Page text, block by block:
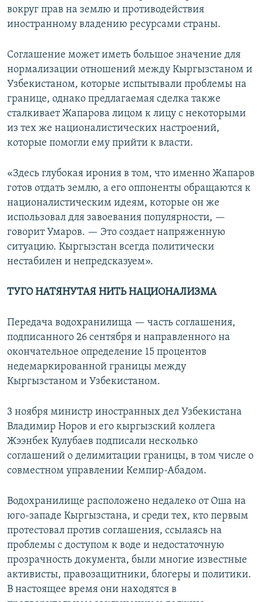
вокруг прав на землю и противодействия
иностранному владению ресурсами страны.
Соглашение может иметь большое значение для
нормализации отношений между Кыргызстаном и
Узбекистаном, которые испытывали проблемы на
границе, однако предлагаемая сделка также
сталкивает Жапарова лицом к лицу с некоторыми
из тех же националистических настроений,
которые помогли ему прийти к власти.
«Здесь глубокая ирония в том, что именно Жапаров
готов отдать землю, а его оппоненты обращаются к
националистическим идеям, которые он же
использовал для завоевания популярности, —
говорит Умаров. — Это создает напряженную
ситуацию. Кыргызстан всегда политически
нестабилен и непредсказуем».
ТУГО НАТЯНУТАЯ НИТЬ НАЦИОНАЛИЗМА
Передача водохранилища — часть соглашения,
подписанного 26 сентября и направленного на
окончательное определение 15 процентов
недемаркированной границы между
Кыргызстаном и Узбекистаном.
3 ноября министр иностранных дел Узбекистана
Владимир Норов и его кыргызский коллега
Жээнбек Кулубаев подписали несколько
соглашений о делимитации границы, в том числе о
совместном управлении Кемпир-Абадом.
Водохранилище расположено недалеко от Оша на
юго-западе Кыргызстана, и среди тех, кто первым
протестовал против соглашения, ссылаясь на
проблемы с доступом к воде и недостаточную
прозрачность документа, были многие известные
активисты, правозащитники, блогеры и политики.
В настоящее время они находятся в